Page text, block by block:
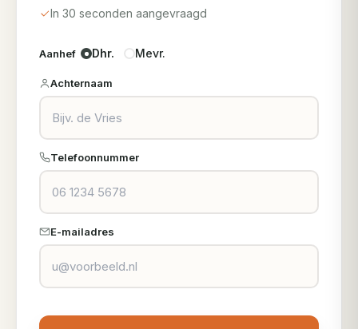
In 30 seconden aangevraagd
Aanhef Dhr. Mevr.
Achternaam
Telefoonnummer
E-mailadres